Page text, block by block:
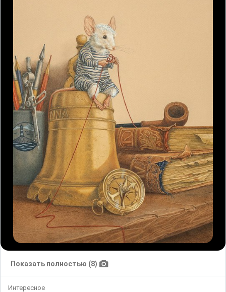
Показать полностью (8)
Интересное